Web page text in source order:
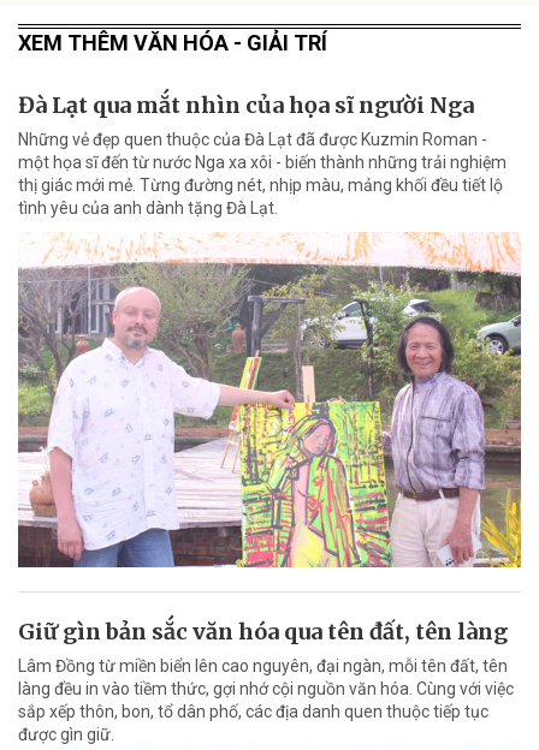
XEM THÊM VĂN HÓA - GIẢI TRÍ
Đà Lạt qua mắt nhìn của họa sĩ người Nga
Những vẻ đẹp quen thuộc của Đà Lạt đã được Kuzmin Roman -
một họa sĩ đến từ nước Nga xa xôi - biến thành những trải nghiệm
thị giác mới mẻ. Từng đường nét, nhịp màu, mảng khối đều tiết lộ
tình yêu của anh dành tặng Đà Lạt.
Giữ gìn bản sắc văn hóa qua tên đất, tên làng
Lâm Đồng từ miền biển lên cao nguyên, đại ngàn, mỗi tên đất, tên
làng đều in vào tiềm thức, gợi nhớ cội nguồn văn hóa. Cùng với việc
sắp xếp thôn, bon, tổ dân phố, các địa danh quen thuộc tiếp tục
được gìn giữ.